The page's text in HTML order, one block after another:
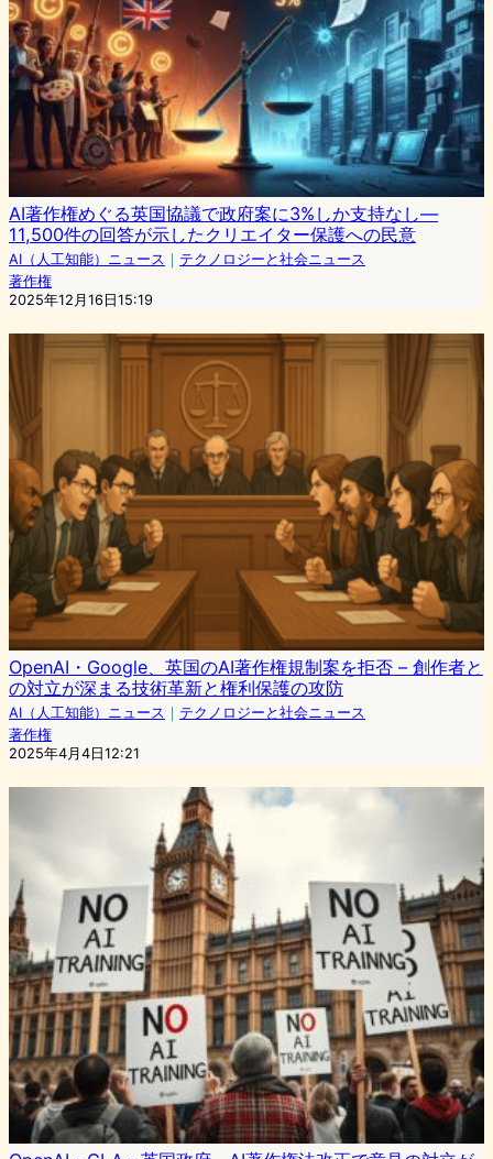
AI著作権めぐる英国協議で政府案に3%しか支持なし—
11,500件の回答が示したクリエイター保護への民意
AI（人工知能）ニュース ｜ テクノロジーと社会ニュース
著作権
2025年12月16日15:19
OpenAI・Google、英国のAI著作権規制案を拒否 – 創作者と
の対立が深まる技術革新と権利保護の攻防
AI（人工知能）ニュース ｜ テクノロジーと社会ニュース
著作権
2025年4月4日12:21